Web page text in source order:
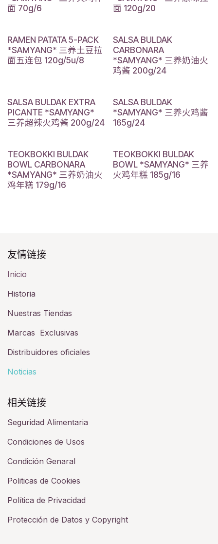
面 70g/6
面 120g/20
RAMEN PATATA 5-PACK
*SAMYANG* 三养土豆拉
面五连包 120g/5u/8
SALSA BULDAK
CARBONARA
*SAMYANG* 三养奶油火
鸡酱 200g/24
SALSA BULDAK EXTRA
PICANTE *SAMYANG*
三养超辣火鸡酱 200g/24
SALSA BULDAK
*SAMYANG* 三养火鸡酱
165g/24
TEOKBOKKI BULDAK
BOWL CARBONARA
*SAMYANG* 三养奶油火
鸡年糕 179g/16
TEOKBOKKI BULDAK
BOWL *SAMYANG* 三养
火鸡年糕 185g/16
友情链接​
Inicio
Historia​
Nuestras Tiendas
Marcas Exclusivas
Distribuidores oficiales
Noticias
相关链接​
Seguridad Alimentaria
Condiciones de Usos
Condición Genaral
Politicas de Cookies
Política de Privacidad
Protección de Datos y Copyright